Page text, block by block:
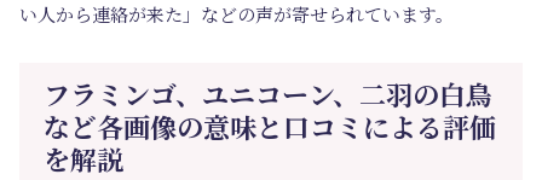
い人から連絡が来た」などの声が寄せられています。
フラミンゴ、ユニコーン、二羽の白鳥
など各画像の意味と口コミによる評価
を解説